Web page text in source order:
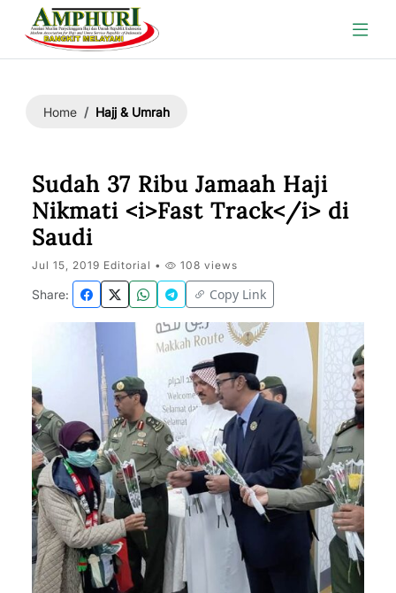
Home Hajj & Umrah
Sudah 37 Ribu Jamaah Haji
Nikmati <i>Fast Track</i> di
Saudi
Jul 15, 2019 Editorial • 108 views
Share: Copy Link